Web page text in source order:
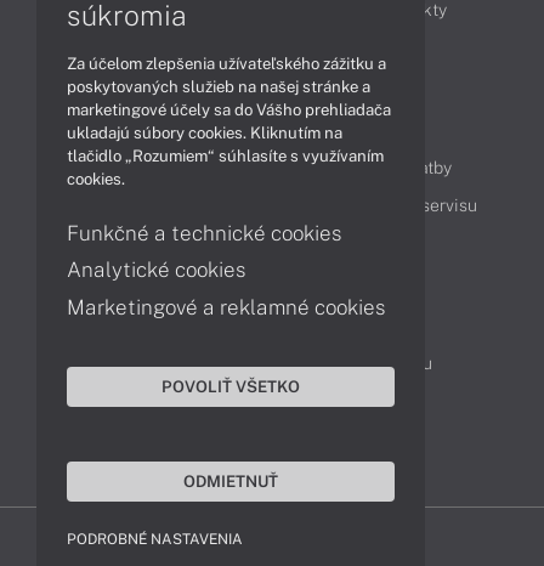
Obchodné informácie
Produkty
Obsah
Ako nakupovať
Možnosti doručenia a platby
Cenník servisu
Kontakty
Servisné oddelenie
Reklamácia tovaru
súkromia
Za účelom zlepšenia užívateľského zážitku a
poskytovaných služieb na našej stránke a
marketingové účely sa do Vášho prehliadača
ukladajú súbory cookies. Kliknutím na
tlačidlo „Rozumiem“ súhlasíte s využívaním
cookies.
Funkčné a technické cookies
Analytické cookies
Marketingové a reklamné cookies
POVOLIŤ VŠETKO
ODMIETNUŤ
PODROBNÉ NASTAVENIA